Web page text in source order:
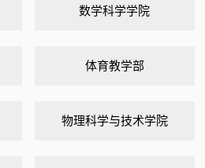
数学科学学院
体育教学部
物理科学与技术学院